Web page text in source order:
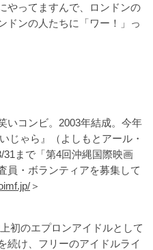
やってますんで、ロンドンの
ドンの人たちに「ワー！」っ
いコンビ。2003年結成。今年
じゃら』（よしもとアール・
まで「第4回沖縄国際映画
員・ボランティアを募集して
＞
初のエプロンアイドルとして
続け、フリーのアイドルライ